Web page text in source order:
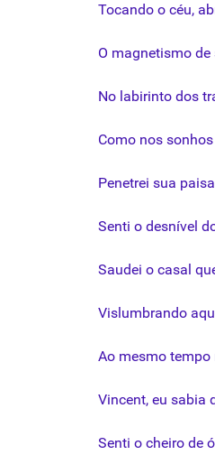
Tocando o céu,
O magnetismo de
No labirinto dos
Como nos sonhos
Penetrei sua
Senti o desnível
Saudei o casal
Vislumbrando
Ao mesmo tempo
Vincent, eu sabia
Senti o cheiro de